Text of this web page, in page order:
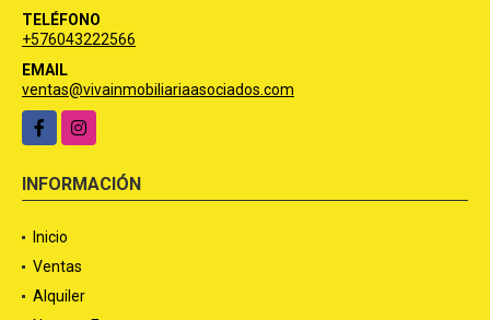
TELÉFONO
+576043222566
EMAIL
ventas@vivainmobiliariaasociados.com
FacebookInstagram
INFORMACIÓN
Inicio
Ventas
Alquiler